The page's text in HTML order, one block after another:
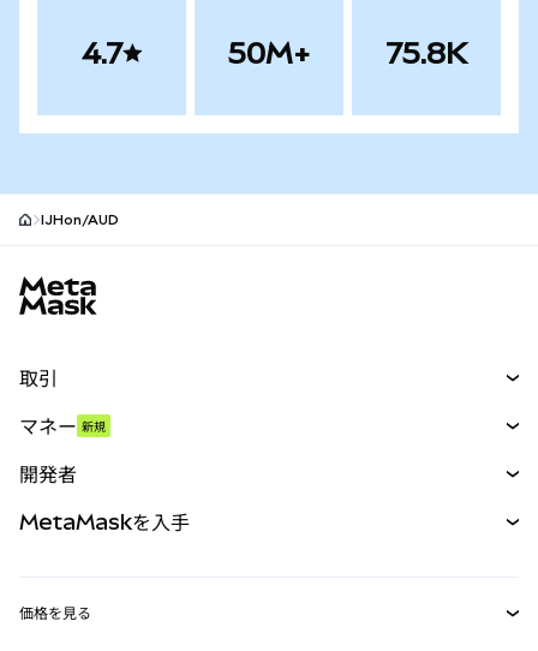
4.7 50M+ 75.8K
IJHon/AUD
取引
パーペチュアル
RWA
マネー 新規
開発者
MetaMaskを入手
価格を見る